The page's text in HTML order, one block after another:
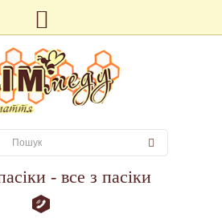
- все з пасіки